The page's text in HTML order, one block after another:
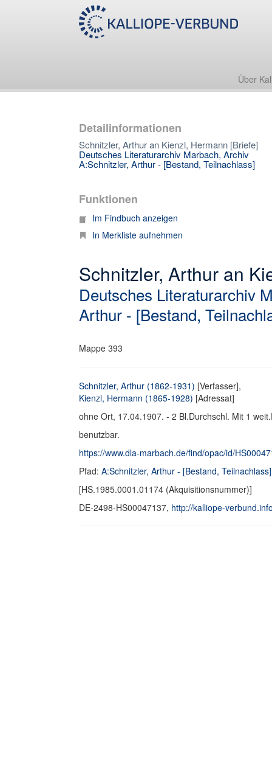
Über
Detailinformationen
Schnitzler, Arthur an Kienzl, Hermann [Briefe]
Deutsches Literaturarchiv Marbach, Archiv
A:Schnitzler, Arthur - [Bestand, Teilnachlass]
Funktionen
Im Findbuch anzeigen
In Merkliste aufnehmen
Schnitzler, Arthur an
Deutsches Literaturarchiv
Arthur - [Bestand,
Mappe 393
Schnitzler, Arthur (1862-1931) [Verfasser],
Kienzl, Hermann (1865-1928) [Adressat]
ohne Ort, 17.04.1907. - 2 Bl.Durchschl. Mit 1
benutzbar.
https://www.dla-marbach.de/find/opac/id/
Pfad: A:Schnitzler, Arthur - [Bestand, Teilnachlass]
[HS.1985.0001.01174 (Akquisitionsnummer)]
DE-2498-HS00047137, http://kalliope-